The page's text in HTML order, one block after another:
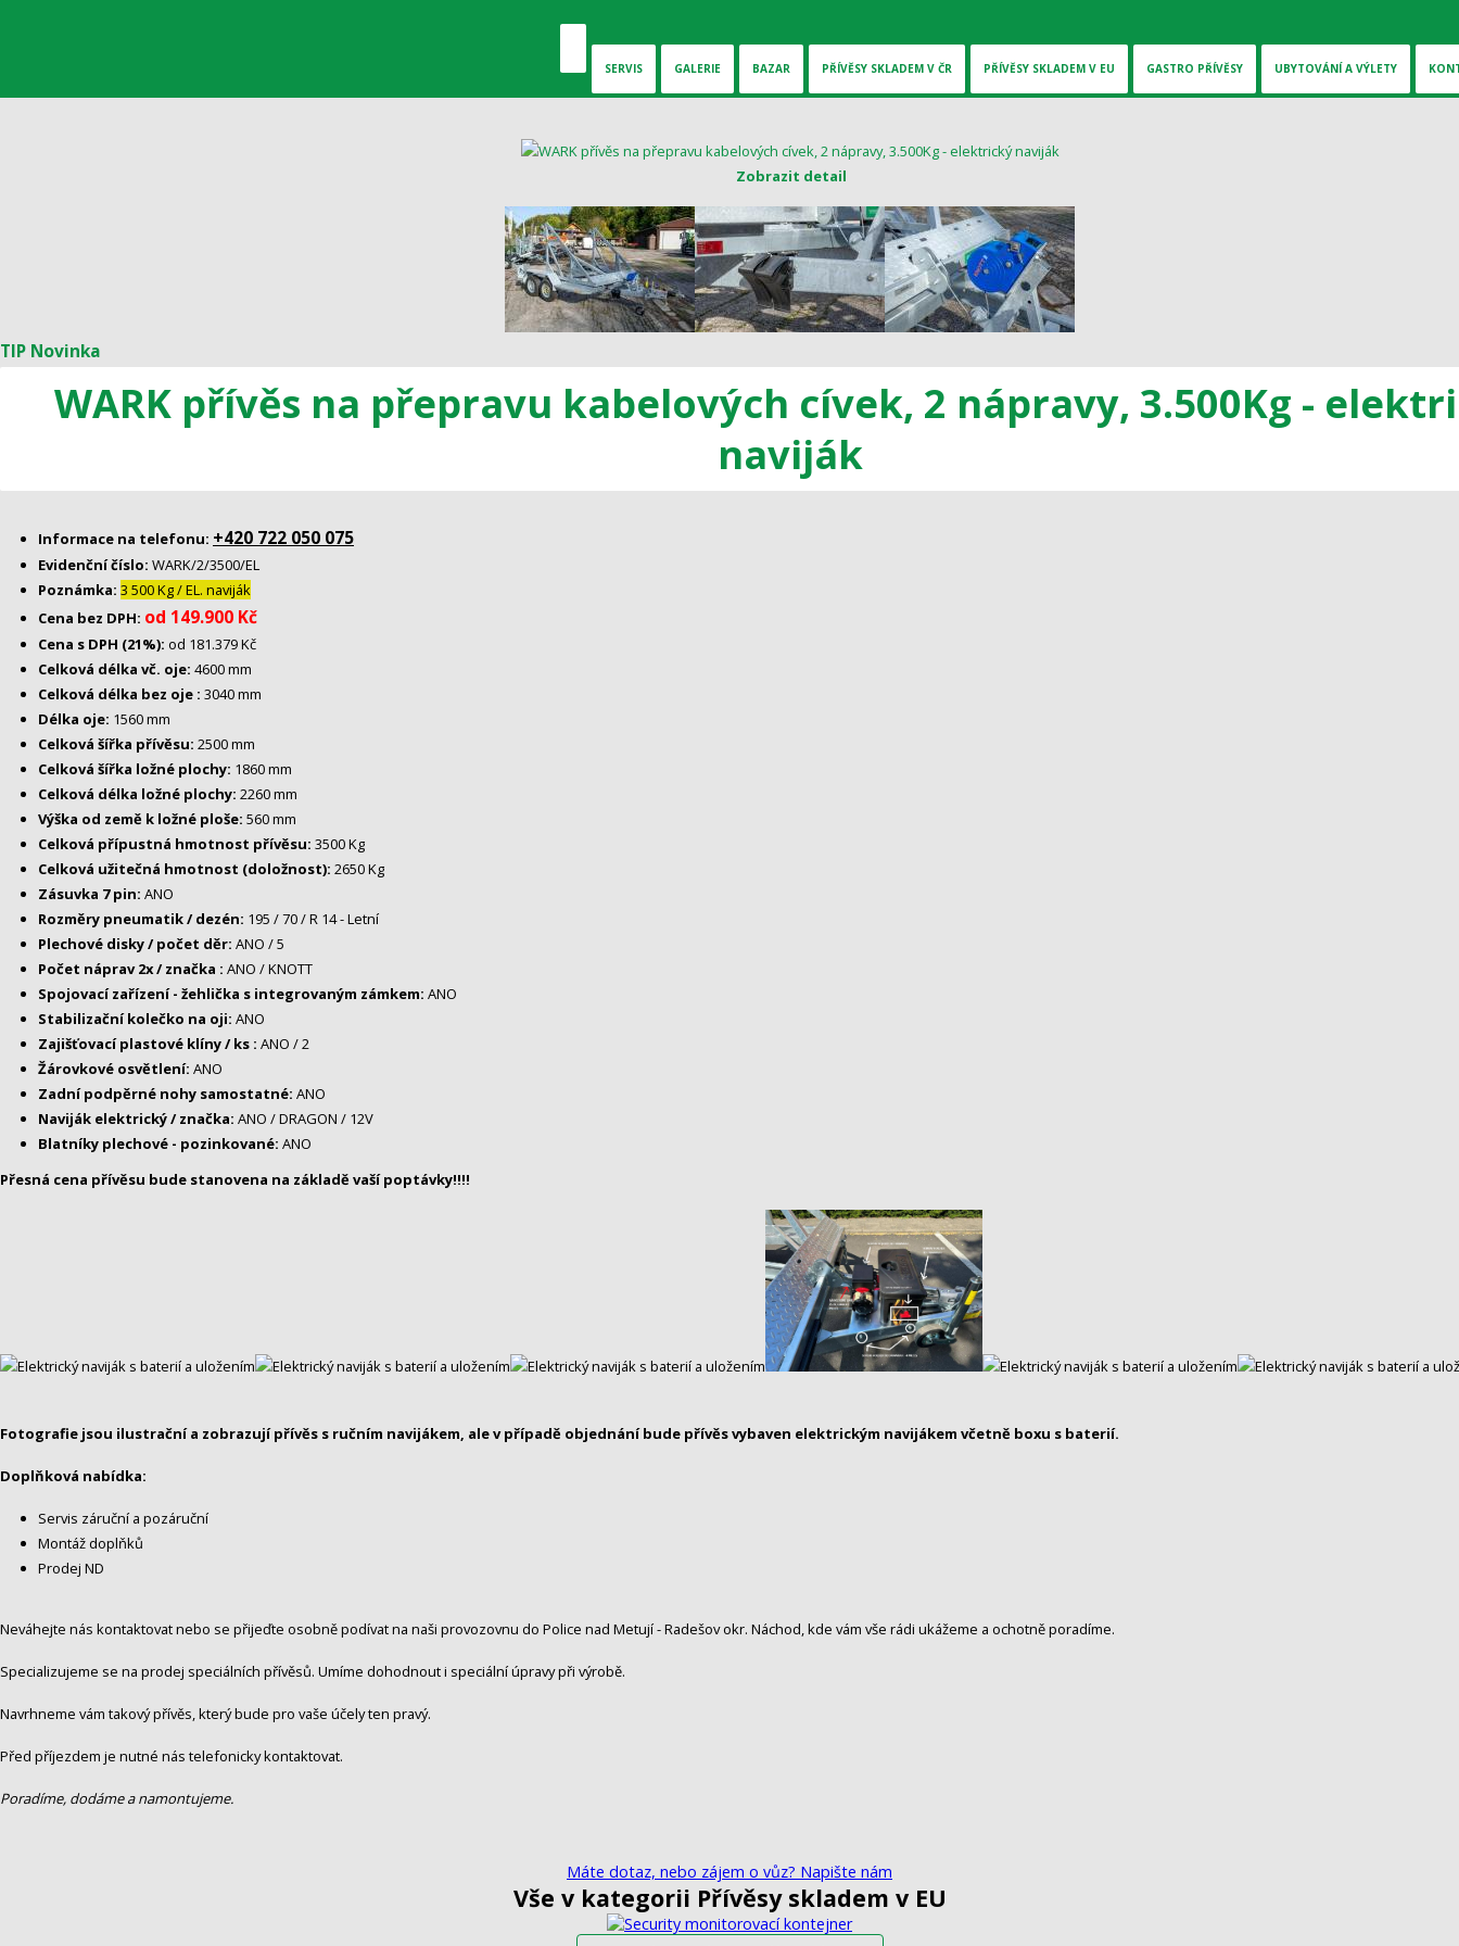
Zobrazit detail
TIP Novinka
WARK přívěs na přepravu kabelových cívek, 2 nápravy, 3.500Kg -
naviják
Informace na telefonu: +420 722 050 075
Evidenční číslo: WARK/2/3500/EL
Poznámka: 3 500 Kg / EL. naviják
Cena bez DPH: od 149.900 Kč
Cena s DPH (21%): od 181.379 Kč
Celková délka vč. oje: 4600 mm
Celková délka bez oje : 3040 mm
Délka oje: 1560 mm
Celková šířka přívěsu: 2500 mm
Celková šířka ložné plochy: 1860 mm
Celková délka ložné plochy: 2260 mm
Výška od země k ložné ploše: 560 mm
Celková přípustná hmotnost přívěsu: 3500 Kg
Celková užitečná hmotnost (doložnost): 2650 Kg
Zásuvka 7 pin: ANO
Rozměry pneumatik / dezén: 195 / 70 / R 14 - Letní
Plechové disky / počet děr: ANO / 5
Počet náprav 2x / značka : ANO / KNOTT
Spojovací zařízení - žehlička s integrovaným zámkem: ANO
Stabilizační kolečko na oji: ANO
Zajišťovací plastové klíny / ks : ANO / 2
Žárovkové osvětlení: ANO
Zadní podpěrné nohy samostatné: ANO
Naviják elektrický / značka: ANO / DRAGON / 12V
Blatníky plechové - pozinkované: ANO
Přesná cena přívěsu bude stanovena na základě vaší poptávky!!!!
Fotografie jsou ilustrační a zobrazují přívěs s ručním navijákem, ale v případě objednání bude přívěs vybaven elektrickým navijákem včetně boxu s baterií.
Doplňková nabídka:
Servis záruční a pozáruční
Montáž doplňků
Prodej ND
Neváhejte nás kontaktovat nebo se přijeďte osobně podívat na naši provozovnu do Police nad Metují - Radešov okr. Náchod, kde vám vše rádi ukážeme a ochotně poradíme.
Specializujeme se na prodej speciálních přívěsů. Umíme dohodnout i speciální úpravy při výrobě.
Navrhneme vám takový přívěs, který bude pro vaše účely ten pravý.
Před příjezdem je nutné nás telefonicky kontaktovat.
Poradíme, dodáme a namontujeme.
Máte dotaz, nebo zájem o vůz? Napište nám
Vše v kategorii Přívěsy skladem v EU
SERVIS GALERIE BAZAR PŘÍVĚSY SKLADEM V ČR PŘÍVĚSY SKLADEM V EU GASTRO PŘÍVĚSY UBYTOVÁNÍ A VÝLETY